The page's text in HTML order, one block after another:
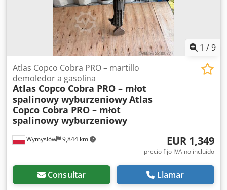
1 /9
Wymysłów 9,844 km
Atlas Copco Cobra PRO – martillo
demoledor a gasolina
Atlas Copco Cobra PRO – młot
spalinowy wyburzeniowyAtlas
Copco Cobra PRO – młot
spalinowy wyburzeniowy
EUR 1,349
precio fijo IVA no incluído
Consultar Llamar